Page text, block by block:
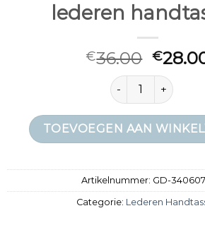
lederen
€36.00 €
lederen
TOEVOEGEN AAN
Artikelnummer: GD-
Categorie: Lederen